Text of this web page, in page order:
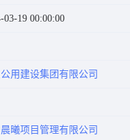
03-19 00:00:00
用建设集团有限公司
曦项目管理有限公司